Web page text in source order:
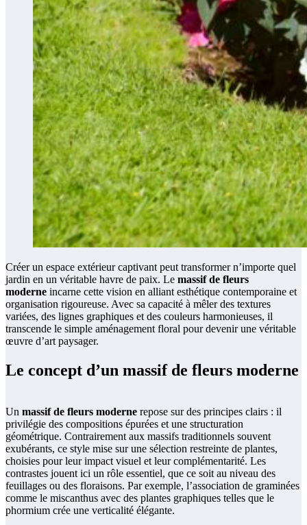
Créer un espace extérieur captivant peut transformer n’importe quel
jardin en un véritable havre de paix. Le massif de fleurs
moderne incarne cette vision en alliant esthétique contemporaine et
organisation rigoureuse. Avec sa capacité à mêler des textures
variées, des lignes graphiques et des couleurs harmonieuses, il
transcende le simple aménagement floral pour devenir une véritable
œuvre d’art paysager.
Le concept d’un massif de fleurs moderne
Un massif de fleurs moderne repose sur des principes clairs : il
privilégie des compositions épurées et une structuration
géométrique. Contrairement aux massifs traditionnels souvent
exubérants, ce style mise sur une sélection restreinte de plantes,
choisies pour leur impact visuel et leur complémentarité. Les
contrastes jouent ici un rôle essentiel, que ce soit au niveau des
feuillages ou des floraisons. Par exemple, l’association de graminées
comme le miscanthus avec des plantes graphiques telles que le
phormium crée une verticalité élégante.